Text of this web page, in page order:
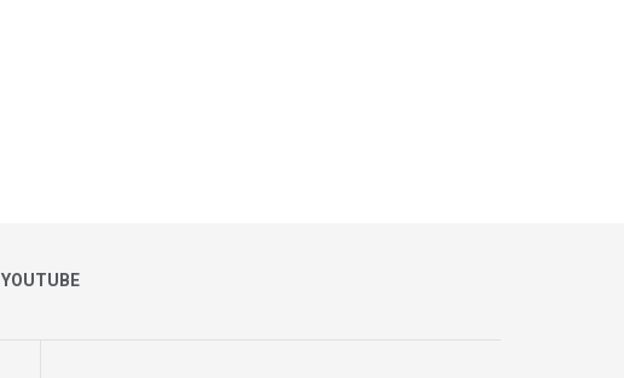
YOUTUBE